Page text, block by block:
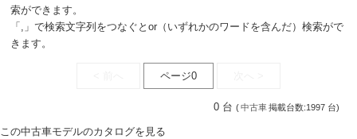
索ができます。
「,」で検索文字列をつなぐとor（いずれかのワードを含んだ）検索がで
きます。
ページ0
0 台 (中古車掲載台数:1997 台)
この中古車モデルのカタログを見る